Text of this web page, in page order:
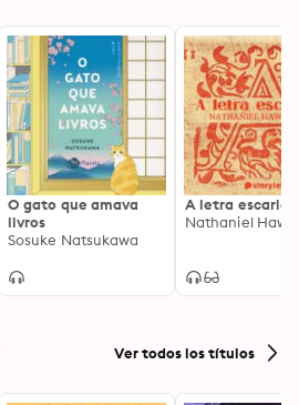
O gato que amava
livros
Sosuke Natsukawa
A letra
Nathaniel
Ver todos los títulos